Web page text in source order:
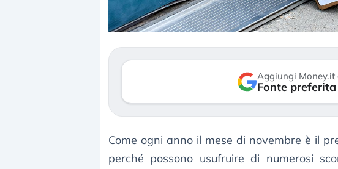
Aggiungi Money.it
Fonte
Come ogni anno il mese di novembre è il
perché possono usufruire di numerosi
Dalle valutazioni estreme alla
correzione. Cosa sta guidando il
repricing degli asset?
3 agosto 2026